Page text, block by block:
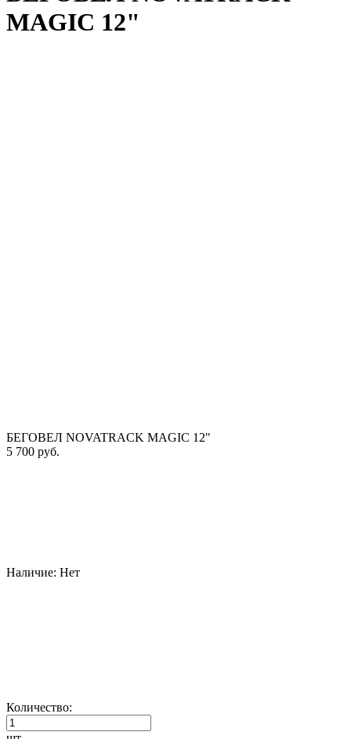
MAGIC 12"
БЕГОВЕЛ NOVATRACK MAGIC 12"
5 700 руб.
Наличие: Нет
Количество: